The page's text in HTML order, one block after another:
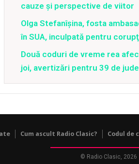
cauze și perspective de viitor
Olga Stefanîşina, fosta
în SUA, inculpată pentru
Două coduri de vreme rea
joi, avertizări pentru 39 de
Cum ascult Radio Clasic? Codul de
© Radio Clasic, 2026